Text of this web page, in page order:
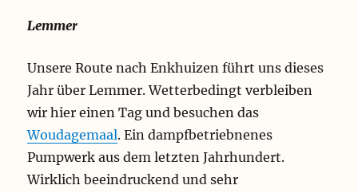
Lemmer
Unsere Route nach Enkhuizen führt uns dieses
Jahr über Lemmer. Wetterbedingt verbleiben
wir hier einen Tag und besuchen das
Woudagemaal. Ein dampfbetriebnenes
Pumpwerk aus dem letzten Jahrhundert.
Wirklich beeindruckend und sehr